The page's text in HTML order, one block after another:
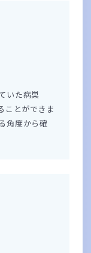
いた病巣
ことができま
角度から確